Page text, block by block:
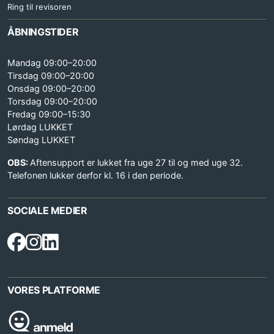
Ring til revisoren
ÅBNINGSTIDER
Mandag 09:00–20:00
Tirsdag 09:00–20:00
Onsdag 09:00–20:00
Torsdag 09:00–20:00
Fredag 09:00–15:30
Lørdag LUKKET
Søndag LUKKET
OBS: Aftensupport er lukket fra uge 27 til og med uge 32.
Telefonen lukker derfor kl. 16 i den periode.
SOCIALE MEDIER
VORES PLATFORME